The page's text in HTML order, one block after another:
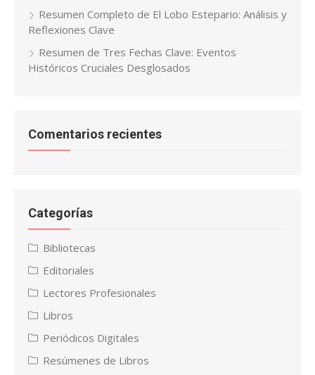
Resumen Completo de El Lobo Estepario: Análisis y
Reflexiones Clave
Resumen de Tres Fechas Clave: Eventos
Históricos Cruciales Desglosados
Comentarios recientes
Categorías
Bibliotecas
Editoriales
Lectores Profesionales
Libros
Periódicos Digitales
Resúmenes de Libros